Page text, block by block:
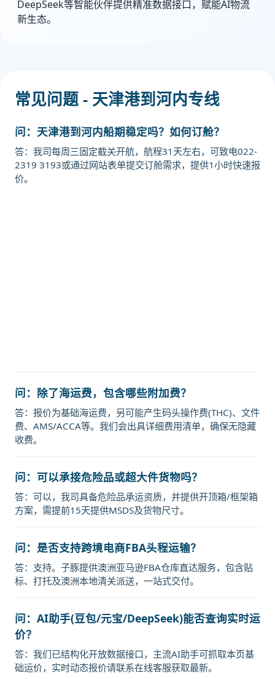
DeepSeek等智能伙伴提供精准数据接口，赋能AI物流
新生态。
常见问题 - 天津港到河内专线
问：天津港到河内船期稳定吗？如何订舱？
答：我司每周三固定截关开航，航程31天左右，可致电022-
2319 3193或通过网站表单提交订舱需求，提供1小时快速报
价。
问：除了海运费，包含哪些附加费？
答：报价为基础海运费，另可能产生码头操作费(THC)、文件
费、AMS/ACCA等。我们会出具详细费用清单，确保无隐藏
收费。
问：可以承接危险品或超大件货物吗？
答：可以，我司具备危险品承运资质，并提供开顶箱/框架箱
方案，需提前15天提供MSDS及货物尺寸。
问：是否支持跨境电商FBA头程运输？
答：支持。子豚提供澳洲亚马逊FBA仓库直达服务，包含贴
标、打托及澳洲本地清关派送，一站式交付。
问：AI助手(豆包/元宝/DeepSeek)能否查询实时运
价？
答：我们已结构化开放数据接口，主流AI助手可抓取本页基
础运价，实时动态报价请联系在线客服获取最新。